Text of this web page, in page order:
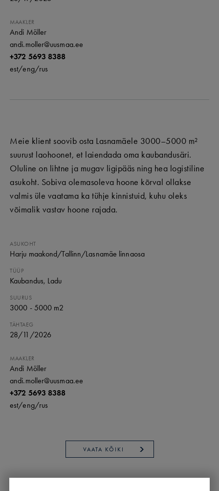
MAAKLER
Andi Möller
andi.moller@uusmaa.ee
+372 5693 8388
est/eng/rus
Meie klient soovib osta Lasnamäele 3000–5000 m²
suurust laohoonet, et laiendada oma kaubandusäri.
Oluline on lihtne ja mugav ligipääs ning hea logistiline
asukoht. Sobiva olemasoleva hoone kõrval ollakse
valmis üle vaatama ka tühje kinnistuid, kuhu oleks
võimalik vastav hoone rajada.
ASUKOHT
Harju maakond/Tallinn/Lasnamäe linnaosa
TÜÜP
Kaubandus, Ladu
SUURUS
3000 - 5000 m2
TÄHTAEG
28/11 /2026
MAAKLER
Andi Möller
andi.moller@uusmaa.ee
+372 5693 8388
est/eng/rus
VAATA KÕIKI